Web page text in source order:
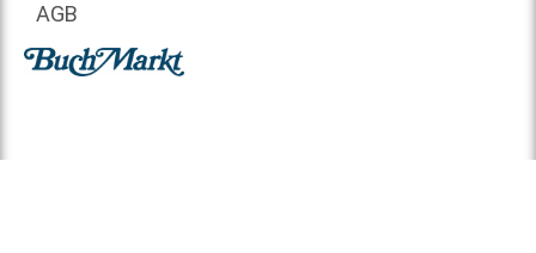
AGB